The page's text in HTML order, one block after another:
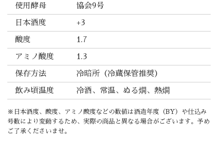
使用酵母 協会9号
日本酒度 +3
酸度 1.7
アミノ酸度 1.3
保存方法 冷暗所（冷蔵保管推奨）
飲み頃温度 冷酒、常温、ぬる燗、熱燗
※日本酒度、酸度、アミノ酸度などの数値は酒造年度（BY）や仕込み
号数により変動するため、実際の商品と異なる場合がございます。予め
ご了承くださいませ。